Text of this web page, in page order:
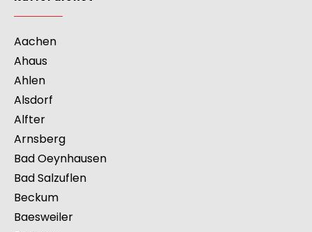
Kurierdienst
Aachen
Ahaus
Ahlen
Alsdorf
Alfter
Arnsberg
Bad Oeynhausen